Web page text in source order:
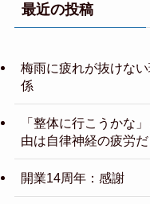
最近の投稿
梅雨に疲れが抜けな
係
「整体に行こうかな
由は自律神経の疲労だ
開業14周年：感謝